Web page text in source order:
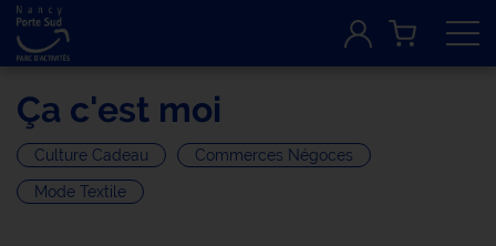
Ça c'est moi
Culture Cadeau Commerces Négoces
Mode Textile